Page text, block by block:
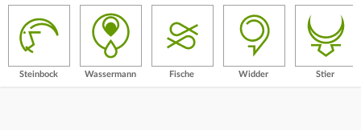
Steinbock Wassermann Fische Widder Stier